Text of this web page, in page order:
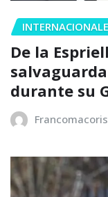
De la
durante su